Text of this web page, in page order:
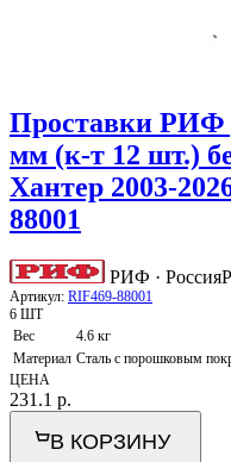
Проставки РИФ
мм (к-т 12 шт.)
Хантер 2003-
88001
РИФ · Россия
Артикул: RIF469-88001
6 ШТ
Вес
4.6 кг
Материал Сталь с порошковым
ЦЕНА
231.1 р.
В КОРЗИНУ